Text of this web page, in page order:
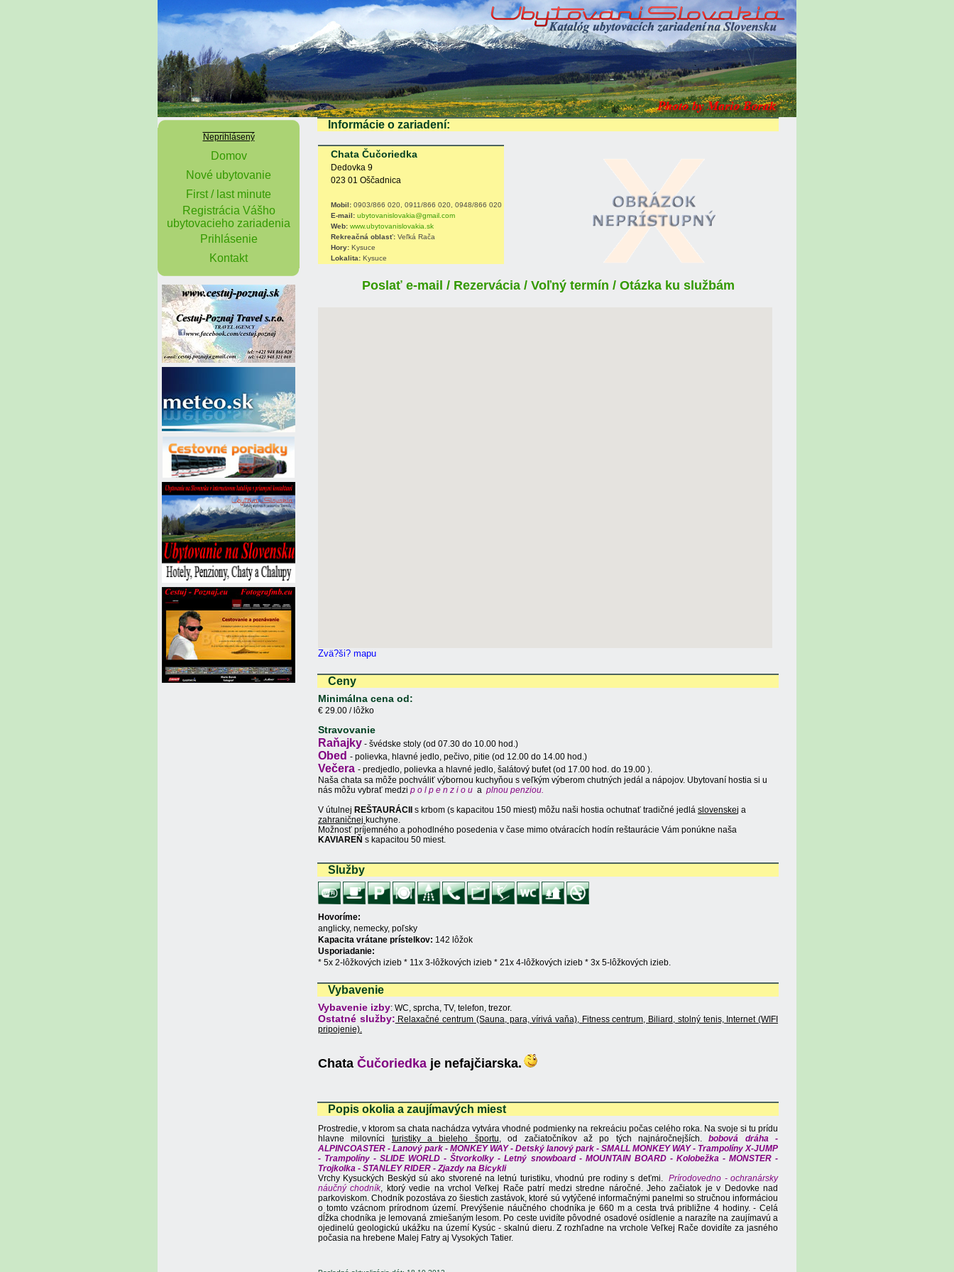
Neprihlásený
Domov
Nové ubytovanie
First / last minute
Registrácia Vášho
ubytovacieho zariadenia
Prihlásenie
Kontakt
Informácie o zariadení:
Chata Čučoriedka
Dedovka 9
023 01 Oščadnica
Mobil: 0903/866 020, 0911/866 020, 0948/866 020
E-mail: ubytovanislovakia@gmail.com
Web: www.ubytovanislovakia.sk
Rekreačná oblasť: Veľká Rača
Hory: Kysuce
Lokalita: Kysuce
Poslať e-mail / Rezervácia / Voľný termín / Otázka ku službám
Zvä?ši? mapu
Ceny
Minimálna cena od:
€ 29.00 / lôžko
Stravovanie
Raňajky - švédske stoly (od 07.30 do 10.00 hod.)
Obed - polievka, hlavné jedlo, pečivo, pitie (od 12.00 do 14.00 hod.)
Večera - predjedlo, polievka a hlavné jedlo, šalátový bufet (od 17.00 hod. do 19.00 ).
Naša chata sa môže pochváliť výbornou kuchyňou s veľkým výberom chutných jedál a nápojov. Ubytovaní hostia si u
nás môžu vybrať medzi p o l p e n z i o u a plnou penziou.
V útulnej REŠTAURÁCII s krbom (s kapacitou 150 miest) môžu naši hostia ochutnať tradičné jedlá slovenskej a
zahraničnej kuchyne.
Možnosť príjemného a pohodlného posedenia v čase mimo otváracích hodín reštaurácie Vám ponúkne naša
KAVIAREŇ s kapacitou 50 miest.
Služby
Hovoríme:
anglicky, nemecky, poľsky
Kapacita vrátane prístelkov: 142 lôžok
Usporiadanie:
* 5x 2-lôžkových izieb * 11x 3-lôžkových izieb * 21x 4-lôžkových izieb * 3x 5-lôžkových izieb.
Vybavenie
Vybavenie izby: WC, sprcha, TV, telefon, trezor.
Ostatné služby: Relaxačné centrum (Sauna, para, vírivá vaňa), Fitness centrum, Biliard, stolný tenis, Internet (WIFI
pripojenie).
Chata Čučoriedka je nefajčiarska.
Popis okolia a zaujímavých miest
Prostredie, v ktorom sa chata nachádza vytvára vhodné podmienky na rekreáciu počas celého roka. Na svoje si tu prídu
hlavne milovníci turistiky a bieleho športu,od začiatočníkov až po tých najnáročnejších.bobová dráha -
ALPINCOASTER - Lanový park - MONKEY WAY - Detský lanový park - SMALL MONKEY WAY - Trampolíny X-JUMP
- Trampolíny - SLIDE WORLD - Štvorkolky - Letný snowboard - MOUNTAIN BOARD - Kolobežka - MONSTER -
Trojkolka - STANLEY RIDER - Zjazdy na Bicykli
Vrchy Kysuckých Beskýd sú ako stvorené na letnú turistiku, vhodnú pre rodiny s deťmi. Prírodovedno - ochranársky
náučný chodník, ktorý vedie na vrchol Veľkej Rače patrí medzi stredne náročné. Jeho začiatok je v Dedovke nad
parkoviskom. Chodník pozostáva zo šiestich zastávok, ktoré sú vytýčené informačnými panelmi so stručnou informáciou
o tomto vzácnom prírodnom území. Prevýšenie náučného chodníka je 660 m a cesta trvá približne 4 hodiny. - Celá
dĺžka chodníka je lemovaná zmiešaným lesom. Po ceste uvidíte pôvodné osadové osídlenie a narazíte na zaujímavú a
ojedinelú geologickú ukážku na území Kysúc - skalnú dieru. Z rozhľadne na vrchole Veľkej Rače dovidíte za jasného
počasia na hrebene Malej Fatry aj Vysokých Tatier.